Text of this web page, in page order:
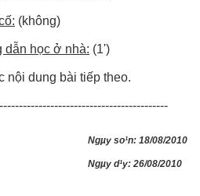
(không)
dẫn học ở nhà: (1')
nội dung bài tiếp theo.
Ngµy so¹n: 18/08/2010
Ngµy d¹y: 26/08/2010